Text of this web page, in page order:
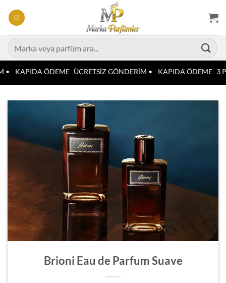
atla
Ara:
• KAPIDA ÖDEME ÜCRETSİZ GÖNDERİM • KAPIDA ÖDEME 3
Brioni Eau de Parfum Suave